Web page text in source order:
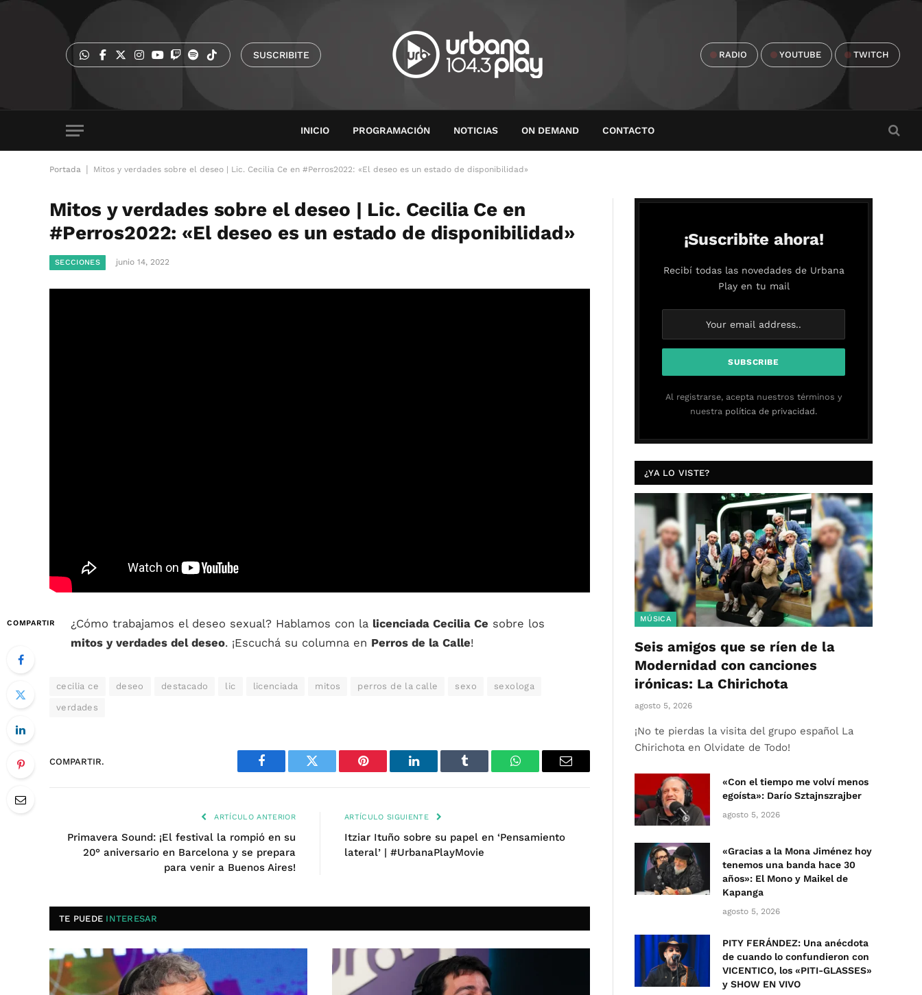
SUSCRIBITE RADIO YOUTUBE TWITCH
INICIO PROGRAMACIÓN NOTICIAS ON DEMAND CONTACTO
Portada Mitos y verdades sobre el deseo | Lic. Cecilia Ce en #Perros2022: «El deseo es un estado de disponibilidad»
Mitos y verdades sobre el deseo | Lic. Cecilia Ce en
#Perros2022: «El deseo es un estado de disponibilidad»
SECCIONES junio 14, 2022
COMPARTIR ¿Cómo trabajamos el deseo sexual? Hablamos con la licenciada Cecilia Ce sobre los
mitos y verdades del deseo. ¡Escuchá su columna en Perros de la Calle!
cecilia ce deseo destacado lic licenciada mitos perros de la calle sexo sexologa
verdades
COMPARTIR.
Facebook Twitter Pinterest LinkedIn Tumblr WhatsAppEmail
ARTÍCULO ANTERIOR
Primavera Sound: ¡El festival la rompió en su
20° aniversario en Barcelona y se prepara
para venir a Buenos Aires!
ARTÍCULO SIGUIENTE
Itziar Ituño sobre su papel en ‘Pensamiento
lateral’ | #UrbanaPlayMovie
TE PUEDE INTERESAR
¡Suscribite ahora!
Recibí todas las novedades de Urbana
Play en tu mail
Al registrarse, acepta nuestros términos y
nuestra política de privacidad.
¿YA LO VISTE?
MÚSICA
Seis amigos que se ríen de la
Modernidad con canciones
irónicas: La Chirichota
agosto 5, 2026
¡No te pierdas la visita del grupo español La
Chirichota en Olvidate de Todo!
«Con el tiempo me volví menos
egoísta»: Darío Sztajnszrajber
agosto 5, 2026
«Gracias a la Mona Jiménez hoy
tenemos una banda hace 30
años»: El Mono y Maikel de
Kapanga
agosto 5, 2026
PITY FERÁNDEZ: Una anécdota
de cuando lo confundieron con
VICENTICO, los «PITI-GLASSES»
y SHOW EN VIVO